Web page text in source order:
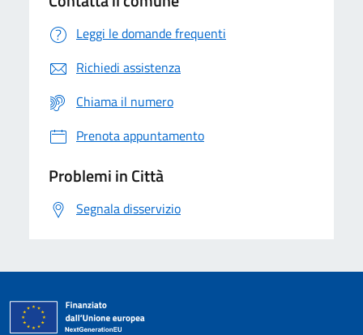
Leggi le domande frequenti
Richiedi assistenza
Chiama il numero
Prenota appuntamento
Problemi in Città
Segnala disservizio